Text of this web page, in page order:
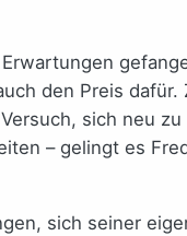
den Preis dafür.
sich neu
– gelingt es
sich seiner